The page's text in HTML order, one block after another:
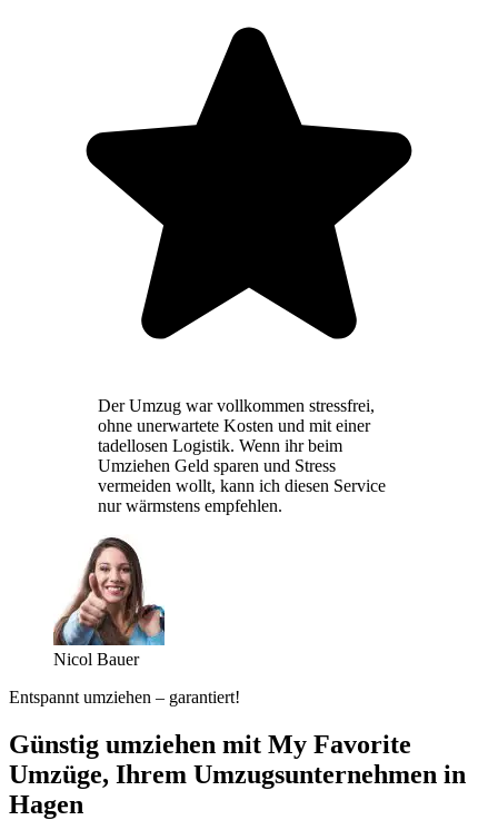
Der Umzug war vollkommen stressfrei,
ohne unerwartete Kosten und mit einer
tadellosen Logistik. Wenn ihr beim
Umziehen Geld sparen und Stress
vermeiden wollt, kann ich diesen Service
nur wärmstens empfehlen.
Nicol Bauer
Entspannt umziehen – garantiert!
Günstig umziehen mit My Favorite
Umzüge, Ihrem Umzugsunternehmen in
Hagen